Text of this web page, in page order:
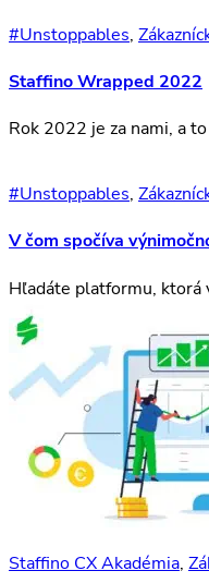
#Unstoppables,
Staffino Wrapped 2022
Rok 2022 je za nami, a
#Unstoppables,
V čom spočíva
Hľadáte platformu, ktorá
Staffino CX Akadémia,